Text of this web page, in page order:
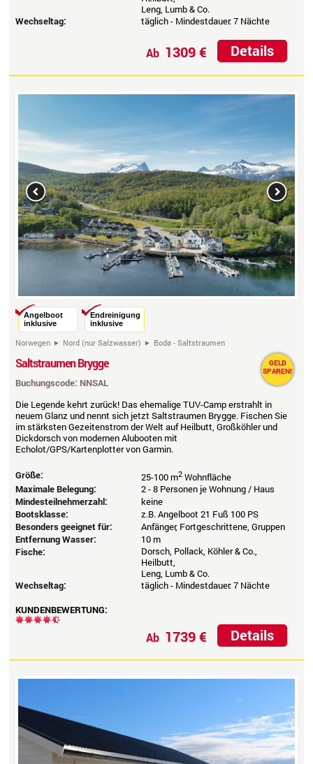
Leng, Lumb & Co.
Wechseltag:
täglich - Mindestdauer: 7 Nächte
Details
Ab 1309 €
Previous Next
Angelboot
inklusive
Endreinigung
inklusive
Norwegen Nord (nur Salzwasser) Bodø - Saltstraumen
GELD
SPAREN!
Saltstraumen Brygge
Buchungscode: NNSAL
Die Legende kehrt zurück! Das ehemalige TUV-Camp erstrahlt in
neuem Glanz und nennt sich jetzt Saltstraumen Brygge. Fischen Sie
im stärksten Gezeitenstrom der Welt auf Heilbutt, Großköhler und
Dickdorsch von modernen Alubooten mit
Echolot/GPS/Kartenplotter von Garmin.
Größe: 25-100 m2Wohnfläche
Maximale Belegung:
2 - 8 Personen je Wohnung / Haus
Mindesteilnehmerzahl:
keine
Bootsklasse:
z.B. Angelboot 21 Fuß 100 PS
Besonders geeignet für:
Anfänger, Fortgeschrittene, Gruppen
Entfernung Wasser:
10 m
Fische:
Dorsch, Pollack, Köhler & Co.,
Heilbutt,
Leng, Lumb & Co.
Wechseltag:
täglich - Mindestdauer: 7 Nächte
KUNDENBEWERTUNG:
Details
Ab 1739 €